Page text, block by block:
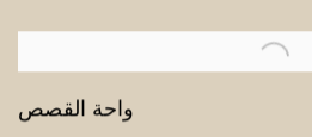
واحة القصص